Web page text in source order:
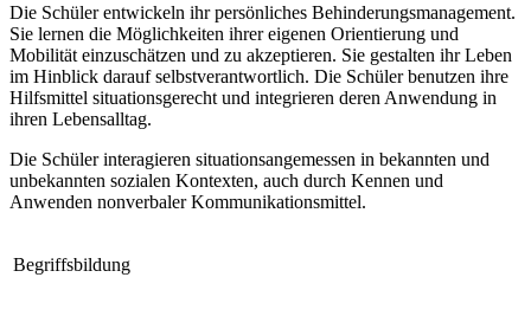
Die Schüler entwickeln ihr persönliches Behinderungsmanagement.
Sie lernen die Möglichkeiten ihrer eigenen Orientierung und
Mobilität einzuschätzen und zu akzeptieren. Sie gestalten ihr Leben
im Hinblick darauf selbstverantwortlich. Die Schüler benutzen ihre
Hilfsmittel situationsgerecht und integrieren deren Anwendung in
ihren Lebensalltag.
Die Schüler interagieren situationsangemessen in bekannten und
unbekannten sozialen Kontexten, auch durch Kennen und
Anwenden nonverbaler Kommunikationsmittel.
Begriffsbildung